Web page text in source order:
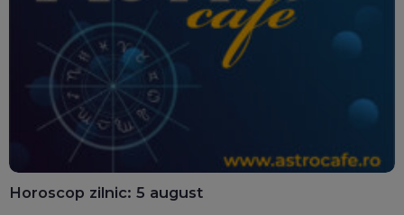
Horoscop zilnic: 5 august